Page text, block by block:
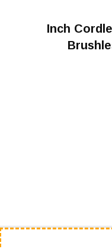
1/2 Inch